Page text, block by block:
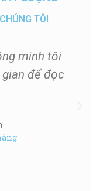
TÔI
minh tôi
để đọc